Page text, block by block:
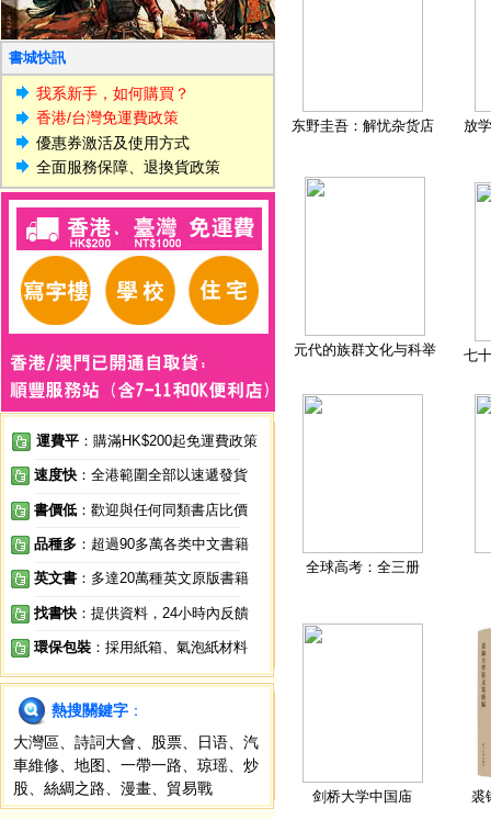
書城快訊
我系新手，如何購買？
香港/台灣免運費政策
優惠券激活及使用方式
全面服務保障、退換貨政策
運費平 ：購滿HK$200起免運費政策
速度快 ：全港範圍全部以速遞發貨
書價低 ：歡迎與任何同類書店比價
品種多 ：超過90多萬各类中文書籍
英文書 ：多達20萬種英文原版書籍
找書快 ：提供資料，24小時內反饋
環保包裝 ：採用紙箱、氣泡紙材料
熱搜關鍵字 ：
大灣區
詩詞大會 股票 日语
汽
車維修
地图 一帶一路 琼瑶
炒
股
絲綢之路 漫畫 貿易戰
东野圭吾：解忧杂货店 放
元代的族群文化与科举 七
全球高考：全三册
剑桥大学中国庙 裘